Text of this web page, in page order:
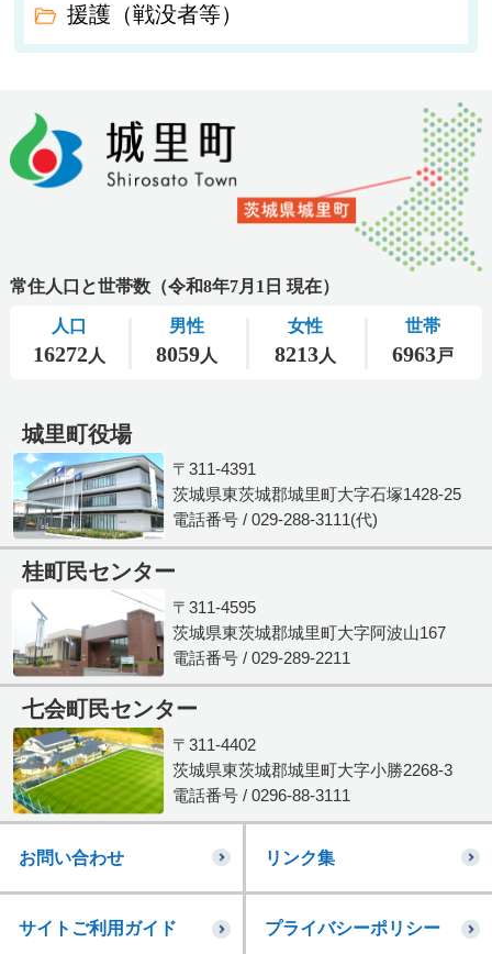
援護（戦没者等）
城里町役場
〒311-4391
茨城県東茨城郡城里町大字石塚1428-25
電話番号 / 029-288-3111(代)
桂町民センター
〒311-4595
茨城県東茨城郡城里町大字阿波山167
電話番号 / 029-289-2211
七会町民センター
〒311-4402
茨城県東茨城郡城里町大字小勝2268-3
電話番号 / 0296-88-3111
お問い合わせ リンク集
サイトご利用ガイド プライバシーポリシー